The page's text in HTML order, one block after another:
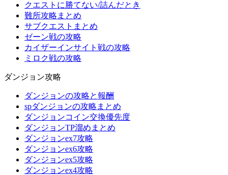
クエストに勝てない/詰んだとき
難所攻略まとめ
サブクエストまとめ
ゼーン戦の攻略
カイザーインサイト戦の攻略
ミロク戦の攻略
ダンジョン攻略
ダンジョンの攻略と報酬
spダンジョンの攻略まとめ
ダンジョンコイン交換優先度
ダンジョンTP溜めまとめ
ダンジョンex7攻略
ダンジョンex6攻略
ダンジョンex5攻略
ダンジョンex4攻略